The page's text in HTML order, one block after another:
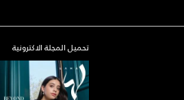
تحميل المجلة الاكترونية